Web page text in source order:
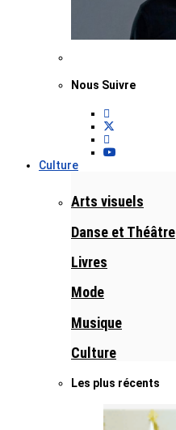
Nous Suivre
Culture
Arts visuels
Danse et Théâtre
Livres
Mode
Musique
Culture
Les plus récents